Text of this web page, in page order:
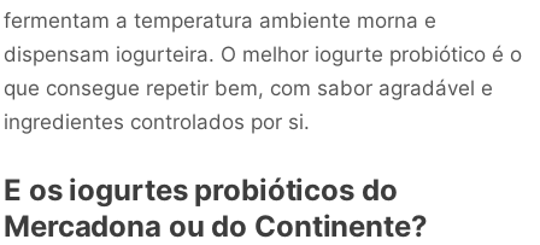
fermentam a temperatura ambiente morna e
dispensam iogurteira. O melhor iogurte probiótico é o
que consegue repetir bem, com sabor agradável e
ingredientes controlados por si.
E os iogurtes probióticos do
Mercadona ou do Continente?